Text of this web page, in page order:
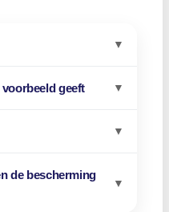
▼
geeft ▼
▼
de bescherming
▼